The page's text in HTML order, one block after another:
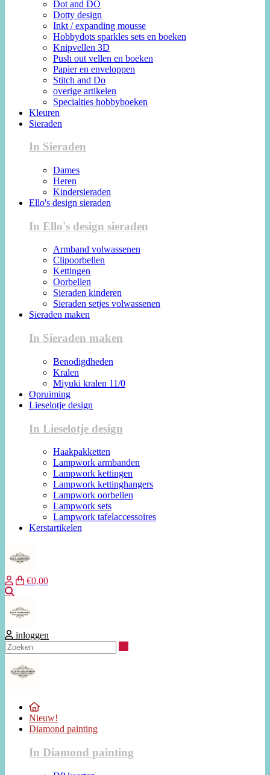
Dot and DO
Dotty design
Inkt / expanding mousse
Hobbydots sparkles sets en boeken
Knipvellen 3D
Push out vellen en boeken
Papier en enveloppen
Stitch and Do
overige artikelen
Specialties hobbyboeken
Kleuren
Sieraden
In Sieraden
Dames
Heren
Kindersieraden
Ello's design sieraden
In Ello's design sieraden
Armband volwassenen
Clipoorbellen
Kettingen
Oorbellen
Sieraden kinderen
Sieraden setjes volwassenen
Sieraden maken
In Sieraden maken
Benodigdheden
Kralen
Miyuki kralen 11/0
Opruiming
Lieselotje design
In Lieselotje design
Haakpakketten
Lampwork armbanden
Lampwork kettingen
Lampwork kettinghangers
Lampwork oorbellen
Lampwork sets
Lampwork tafelaccessoires
Kerstartikelen
€0,00
inloggen
Nieuw!
Diamond painting
In Diamond painting